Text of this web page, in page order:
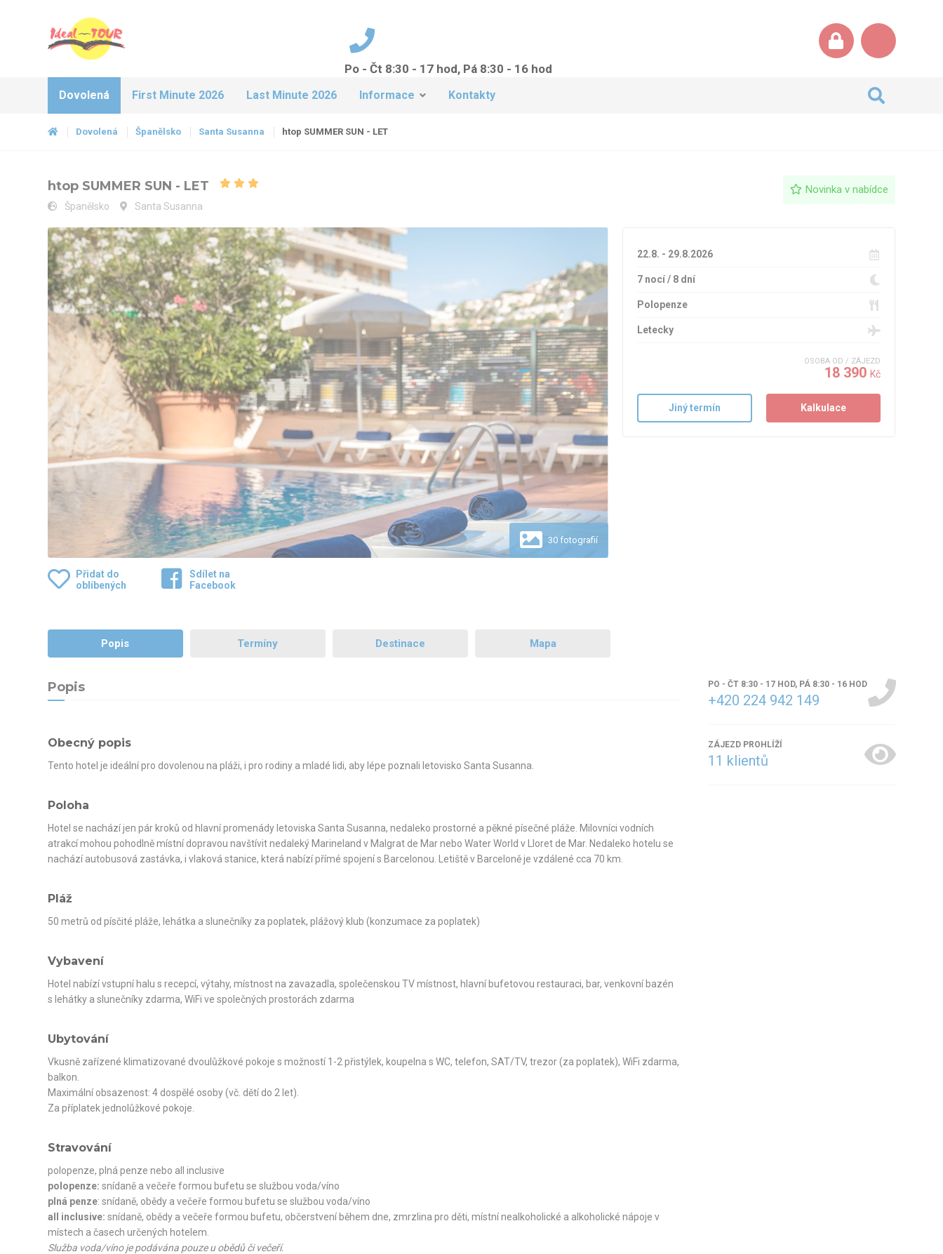
Po - Čt 8:30 - 17 hod, Pá 8:30 - 16 hod
Dovolená First Minute 2026 Last Minute 2026 Informace Kontakty
Dovolená Španělsko Santa Susanna htop SUMMER SUN - LET
htop SUMMER SUN - LET
Španělsko Santa Susanna
Novinka v nabídce
htop SUMMER SUN - LET - htop Summer Sun
30 fotografií
Přidat do
oblíbených
Sdílet na
Facebook
22.8. - 29.8.2026
7 nocí / 8 dní
Polopenze
Letecky
OSOBA OD / ZÁJEZD
18 390Kč
Jiný termín Kalkulace
Popis Termíny Destinace Mapa
Popis
Obecný popis
Tento hotel je ideální pro dovolenou na pláži, i pro rodiny a mladé lidi, aby lépe poznali letovisko Santa Susanna.
Poloha
Hotel se nachází jen pár kroků od hlavní promenády letoviska Santa Susanna, nedaleko prostorné a pěkné písečné pláže. Milovníci vodních
atrakcí mohou pohodlně místní dopravou navštívit nedaleký Marineland v Malgrat de Mar nebo Water World v Lloret de Mar. Nedaleko hotelu se
nachází autobusová zastávka, i vlaková stanice, která nabízí přímé spojení s Barcelonou. Letiště v Barceloně je vzdálené cca 70 km.
Pláž
50 metrů od písčité pláže, lehátka a slunečníky za poplatek, plážový klub (konzumace za poplatek)
Vybavení
Hotel nabízí vstupní halu s recepcí, výtahy, místnost na zavazadla, společenskou TV místnost, hlavní bufetovou restauraci, bar, venkovní bazén
s lehátky a slunečníky zdarma, WiFi ve společných prostorách zdarma
Ubytování
Vkusně zařízené klimatizované dvoulůžkové pokoje s možností 1-2 přistýlek, koupelna s WC, telefon, SAT/TV, trezor (za poplatek), WiFi zdarma,
balkon.
Maximální obsazenost: 4 dospělé osoby (vč. dětí do 2 let).
Za příplatek jednolůžkové pokoje.
Stravování
polopenze, plná penze nebo all inclusive
polopenze: snídaně a večeře formou bufetu se službou voda/víno
plná penze: snídaně, obědy a večeře formou bufetu se službou voda/víno
all inclusive: snídaně, obědy a večeře formou bufetu, občerstvení během dne, zmrzlina pro děti, místní nealkoholické a alkoholické nápoje v
místech a časech určených hotelem.
Služba voda/víno je podávána pouze u obědů či večeří.
PO - ČT 8:30 - 17 HOD, PÁ 8:30 - 16 HOD
+420 224 942 149
ZÁJEZD PROHLÍŽÍ
11 klientů